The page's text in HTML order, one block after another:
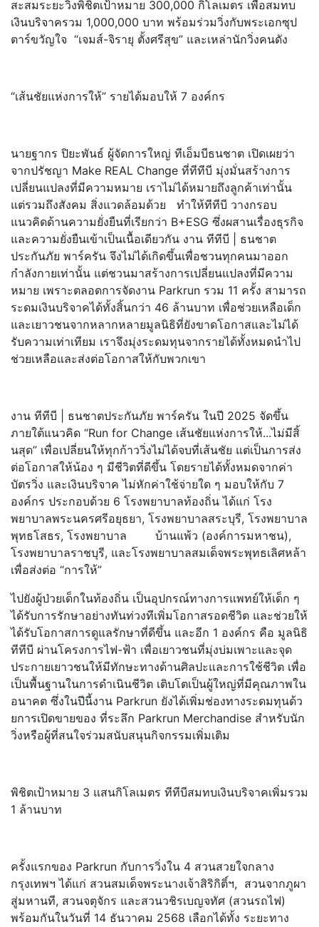
สะสมระยะวิ่งพิชิตเป้าหมาย 300,000 กิโลเมตร เพื่อสมทบ
เงินบริจาครวม 1,000,000 บาท พร้อมร่วมวิ่งกับพระเอกซุป
ตาร์ขวัญใจ “เจมส์-จิรายุ ตั้งศรีสุข” และเหล่านักวิ่งคนดัง
“เส้นชัยแห่งการให้” รายได้มอบให้ 7 องค์กร
นายฐากร ปิยะพันธ์ ผู้จัดการใหญ่ ทีเอ็มบีธนชาต เปิดเผยว่า
จากปรัชญา Make REAL Change ที่ทีทีบี มุ่งมั่นสร้างการ
เปลี่ยนแปลงที่มีความหมาย เราไม่ได้หมายถึงลูกค้าเท่านั้น
แต่รวมถึงสังคม สิ่งแวดล้อมด้วย ทำให้ทีทีบี วางกรอบ
แนวคิดด้านความยั่งยืนที่เรียกว่า B+ESG ซึ่งผสานเรื่องธุรกิจ
และความยั่งยืนเข้าเป็นเนื้อเดียวกัน งาน ทีทีบี | ธนชาต
ประกันภัย พาร์ครัน จึงไม่ได้เกิดขึ้นเพื่อชวนทุกคนมาออก
กำลังกายเท่านั้น แต่ชวนมาสร้างการเปลี่ยนแปลงที่มีความ
หมาย เพราะตลอดการจัดงาน Parkrun รวม 11 ครั้ง สามารถ
ระดมเงินบริจาคได้ทั้งสิ้นกว่า 46 ล้านบาท เพื่อช่วยเหลือเด็ก
และเยาวชนจากหลากหลายมูลนิธิที่ยังขาดโอกาสและไม่ได้
รับความเท่าเทียม เราจึงมุ่งระดมทุนจากรายได้ทั้งหมดนำไป
ช่วยเหลือและส่งต่อโอกาสให้กับพวกเขา
งาน ทีทีบี | ธนชาตประกันภัย พาร์ครัน ในปี 2025 จัดขึ้น
ภายใต้แนวคิด “Run for Change เส้นชัยแห่งการให้...ไม่มีสิ้
นสุด” เพื่อเปลี่ยนให้ทุกก้าววิ่งไม่ได้จบที่เส้นชัย แต่เป็นการส่ง
ต่อโอกาสให้น้อง ๆ มีชีวิตที่ดีขึ้น โดยรายได้ทั้งหมดจากค่า
บัตรวิ่ง และเงินบริจาค ไม่หักค่าใช้จ่ายใด ๆ มอบให้กับ 7
องค์กร ประกอบด้วย 6 โรงพยาบาลท้องถิ่น ได้แก่ โรง
พยาบาลพระนครศรีอยุธยา, โรงพยาบาลสระบุรี, โรงพยาบาล
พุทธโสธร, โรงพยาบาล บ้านแพ้ว (องค์การมหาชน),
โรงพยาบาลราชบุรี, และโรงพยาบาลสมเด็จพระพุทธเลิศหล้า
เพื่อส่งต่อ “การให้”
ไปยังผู้ป่วยเด็กในท้องถิ่น เป็นอุปกรณ์ทางการแพทย์ให้เด็ก ๆ
ได้รับการรักษาอย่างทันท่วงทีเพิ่มโอกาสรอดชีวิต และช่วยให้
ได้รับโอกาสการดูแลรักษาที่ดีขึ้น และอีก 1 องค์กร คือ มูลนิธิ
ทีทีบี ผ่านโครงการไฟ-ฟ้า เพื่อเยาวชนที่มุ่งบ่มเพาะและจุด
ประกายเยาวชนให้มีทักษะทางด้านศิลปะและการใช้ชีวิต เพื่อ
เป็นพื้นฐานในการดำเนินชีวิต เติบโตเป็นผู้ใหญ่ที่มีคุณภาพใน
อนาคต ซึ่งในปีนี้งาน Parkrun ยังได้เพิ่มช่องทางระดมทุนด้ว
ยการเปิดขายของ ที่ระลึก Parkrun Merchandise สำหรับนัก
วิ่งหรือผู้ที่สนใจร่วมสนับสนุนกิจกรรมเพิ่มเติม
พิชิตเป้าหมาย 3 แสนกิโลเมตร ทีทีบีสมทบเงินบริจาคเพิ่มรวม
1 ล้านบาท
ครั้งแรกของ Parkrun กับการวิ่งใน 4 สวนสวยใจกลาง
กรุงเทพฯ ได้แก่ สวนสมเด็จพระนางเจ้าสิริกิติ์ฯ, สวนจากภูผา
สู่มหานที, สวนจตุจักร และสวนวชิรเบญจทัศ (สวนรถไฟ)
พร้อมกันในวันที่ 14 ธันวาคม 2568 เลือกได้ทั้ง ระยะทาง